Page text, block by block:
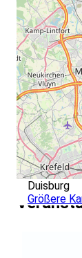
Duisburg
Größere